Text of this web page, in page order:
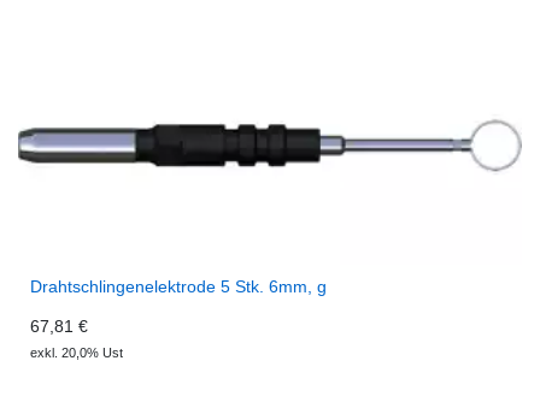
Drahtschlingenelektrode 5 Stk. 6mm, g
67,81 €
exkl. 20,0% Ust